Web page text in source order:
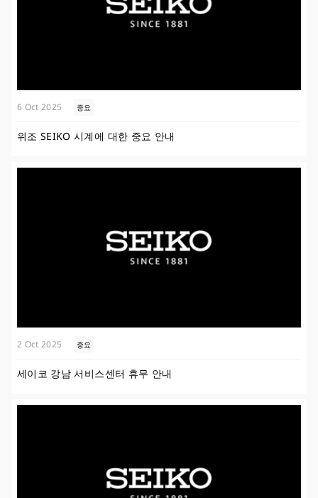
6 Oct 2025 중요
위조 SEIKO 시계에 대한 중요 안내
2 Oct 2025 중요
세이코 강남 서비스센터 휴무 안내